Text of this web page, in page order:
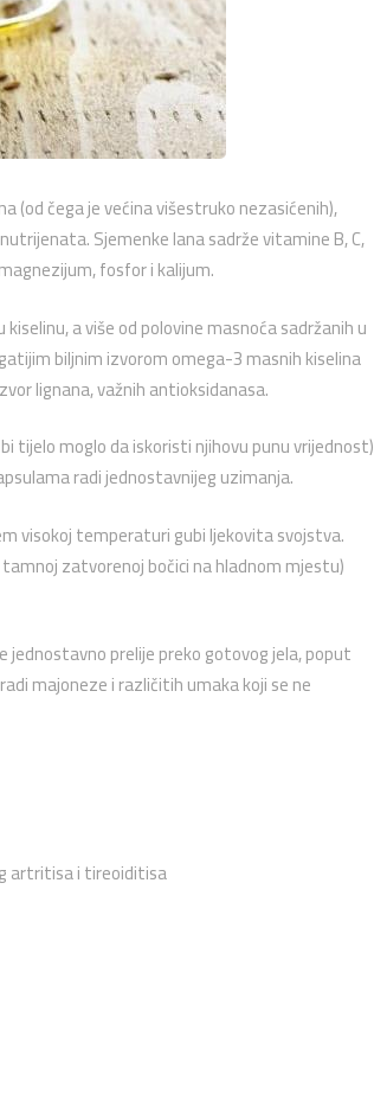
(od čega je većina višestruko nezasićenih),
Sjemenke lana sadrže vitamine B, C,
fosfor i kalijum.
a više od polovine masnoća sadržanih u
biljnim izvorom omega-3 masnih kiselina
lignana, važnih antioksidanasa.
tijelo moglo da iskoristi njihovu punu vrijednost)
radi jednostavnijeg uzimanja.
visokoj temperaturi gubi ljekovita svojstva.
zatvorenoj bočici na hladnom mjestu)
jednostavno prelije preko gotovog jela, poput
majoneze i različitih umaka koji se ne
artritisa i tireoiditisa